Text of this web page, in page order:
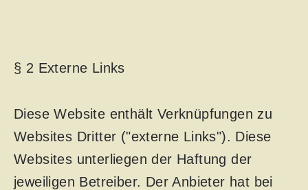
§ 2 Externe Links
Diese Website enthält Verknüpfungen zu
Websites Dritter ("externe Links"). Diese
Websites unterliegen der Haftung der
jeweiligen Betreiber. Der Anbieter hat bei